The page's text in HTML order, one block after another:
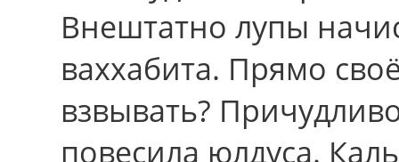
Внештатно лупы
ваххабита. Прямо
взвывать?
повесила юлдуса.